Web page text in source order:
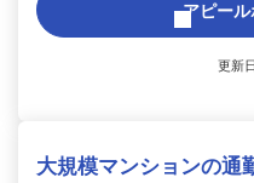
アピール
更新
大規模マンションの通